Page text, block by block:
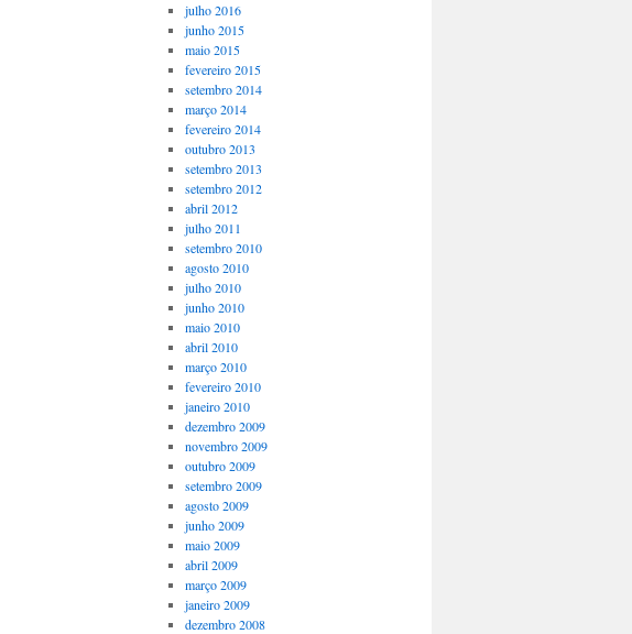
julho 2016
junho 2015
maio 2015
fevereiro 2015
setembro 2014
março 2014
fevereiro 2014
outubro 2013
setembro 2013
setembro 2012
abril 2012
julho 2011
setembro 2010
agosto 2010
julho 2010
junho 2010
maio 2010
abril 2010
março 2010
fevereiro 2010
janeiro 2010
dezembro 2009
novembro 2009
outubro 2009
setembro 2009
agosto 2009
junho 2009
maio 2009
abril 2009
março 2009
janeiro 2009
dezembro 2008